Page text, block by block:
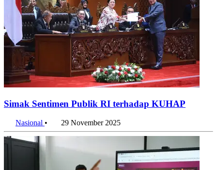
Simak Sentimen Publik RI terhadap KUHAP
Nasional • 29 November 2025